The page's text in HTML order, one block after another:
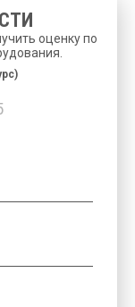
оценку по